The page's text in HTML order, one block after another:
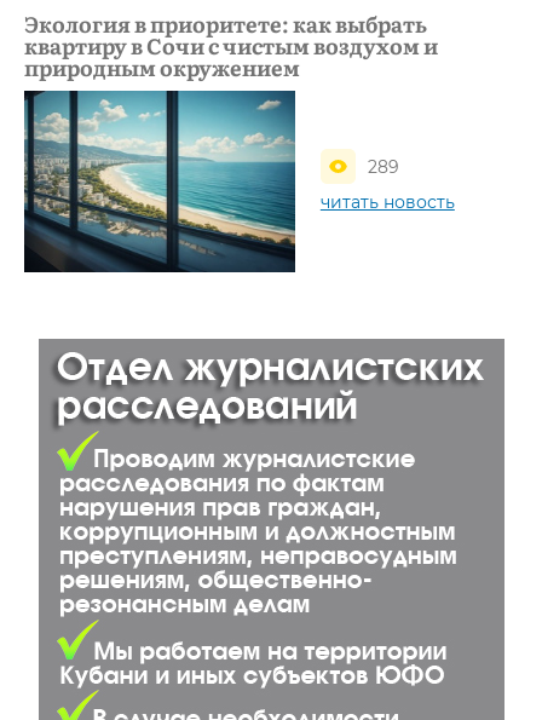
Экология в приоритете: как выбрать
квартиру в Сочи с чистым воздухом и
природным окружением
289
читать новость